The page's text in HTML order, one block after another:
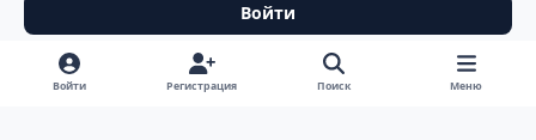
Войти
Войти Регистрация Поиск Меню